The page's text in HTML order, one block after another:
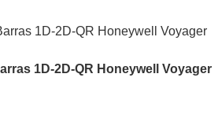
1D-2D-QR Honeywell Voyager